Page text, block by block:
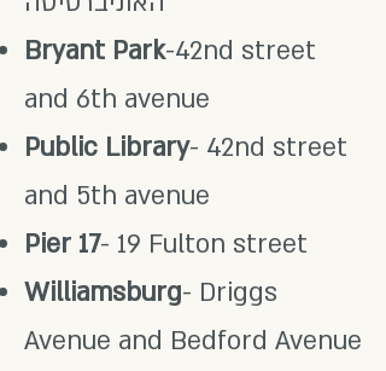
Bryant Park-42nd street
and 6th avenue
Public Library- 42nd street
and 5th avenue
Pier 17- 19 Fulton street
Williamsburg- Driggs
Avenue and Bedford Avenue